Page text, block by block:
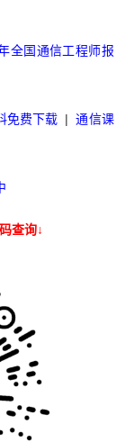
全国通信工程师报
免费下载 |通信课
查询↓